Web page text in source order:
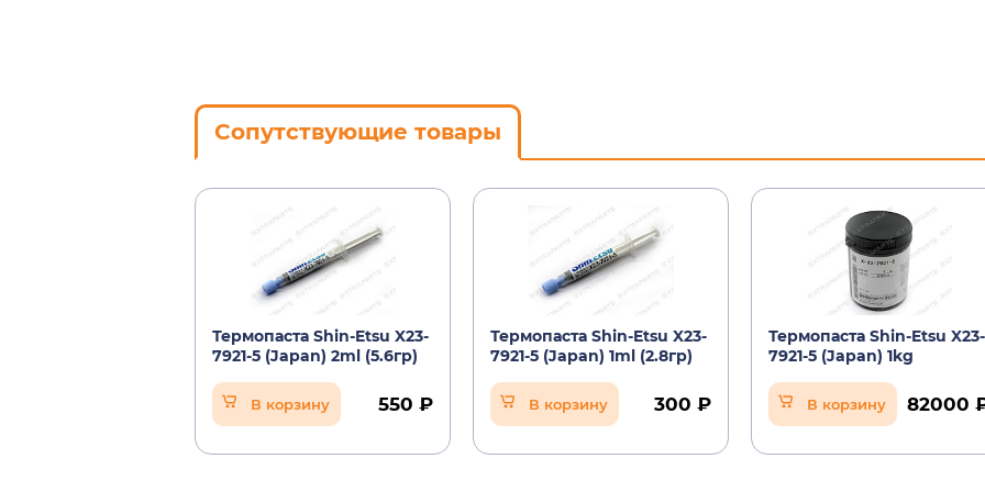
Сопутствующие товары
Термопаста Shin-Etsu X23-
7921-5 (Japan) 2ml (5.6гр)
В корзину 550 ₽
Термопаста Shin-Etsu X23-
7921-5 (Japan) 1ml (2.8гр)
В корзину 300 ₽
Термопаста Shin-Etsu X23-
7921-5 (Japan) 1kg
В корзину 82000